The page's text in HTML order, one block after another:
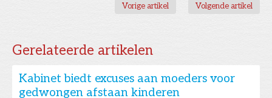
Vorige artikel Volgende artikel
Gerelateerde artikelen
Kabinet biedt excuses aan moeders voor
gedwongen afstaan kinderen